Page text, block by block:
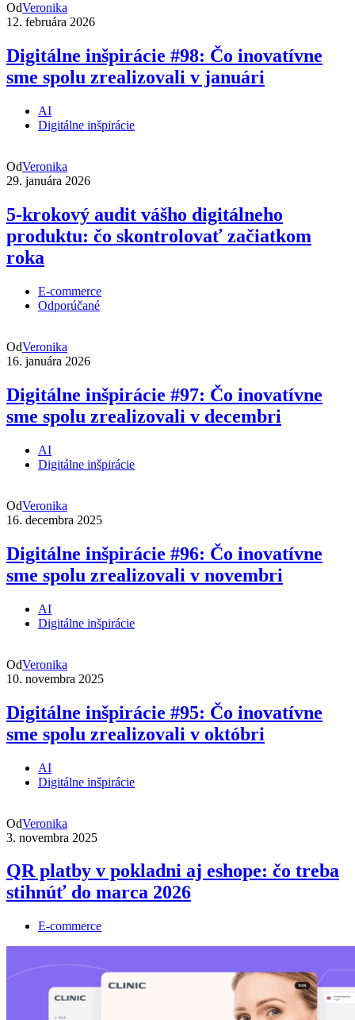
OdVeronika
12. februára 2026
Digitálne inšpirácie #98: Čo inovatívne
sme spolu zrealizovali v januári
AI
Digitálne inšpirácie
OdVeronika
29. januára 2026
5-krokový audit vášho digitálneho
produktu: čo skontrolovať začiatkom
roka
E-commerce
Odporúčané
OdVeronika
16. januára 2026
Digitálne inšpirácie #97: Čo inovatívne
sme spolu zrealizovali v decembri
AI
Digitálne inšpirácie
OdVeronika
16. decembra 2025
Digitálne inšpirácie #96: Čo inovatívne
sme spolu zrealizovali v novembri
AI
Digitálne inšpirácie
OdVeronika
10. novembra 2025
Digitálne inšpirácie #95: Čo inovatívne
sme spolu zrealizovali v októbri
AI
Digitálne inšpirácie
OdVeronika
3. novembra 2025
QR platby v pokladni aj eshope: čo treba
stihnúť do marca 2026
E-commerce